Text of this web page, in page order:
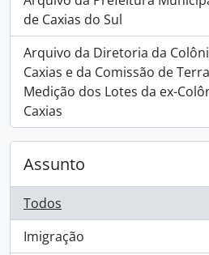
de Caxias do Sul
, 70 resultados
Arquivo da Diretoria da
Caxias e da Comissão de
Medição dos Lotes da ex-
Caxias
, 2 resultados
Assunto
Todos
Imigração
, 2 resultados